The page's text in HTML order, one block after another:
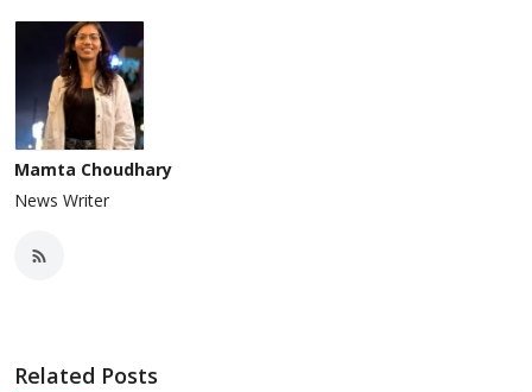
Mamta Choudhary
News Writer
Related Posts